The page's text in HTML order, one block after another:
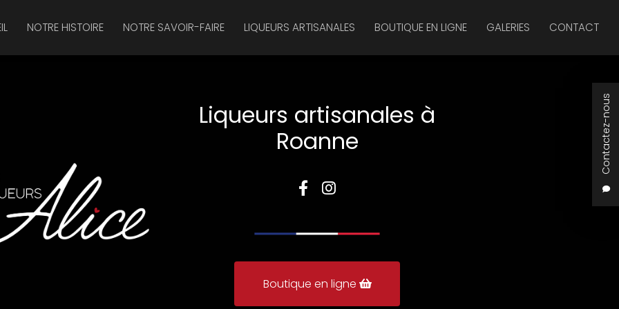
Contactez-nous
NOTRE HISTOIRE NOTRE SAVOIR-FAIRE LIQUEURS ARTISANALES BOUTIQUE EN LIGNE GALERIES CONTACT
Liqueurs artisanales à
Roanne
Boutique en ligne